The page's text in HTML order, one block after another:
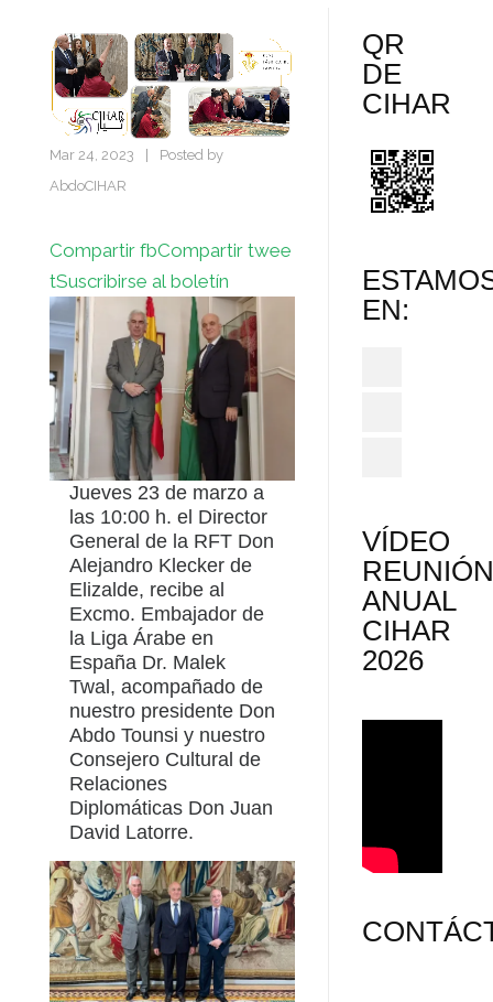
Mar 24, 2023
Posted by
AbdoCIHAR
Compartir fbCompartir twee
tSuscribirse al boletín
Jueves 23 de marzo a
las 10:00 h. el Director
General de la RFT Don
Alejandro Klecker de
Elizalde, recibe al
Excmo. Embajador de
la Liga Árabe en
España Dr. Malek
Twal, acompañado de
nuestro presidente Don
Abdo Tounsi y nuestro
Consejero Cultural de
Relaciones
Diplomáticas Don Juan
David Latorre.
QR
DE
CIHAR
EN:
VÍDEO
ANUAL
CIHAR
2026